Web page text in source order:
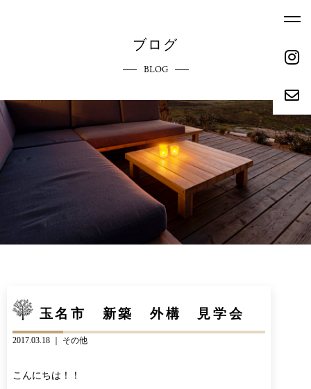
ホーム
HOME
エクステリアへのこだわり
COMMITMENT
参考価格
REFERENCE PRICE
施工実績
お問い合わせ
CONTACT
ブログ
BLOG
ブログ
BLOG
玉名市 新築 外構 見学会
2017.03.18 ｜ その他
こんにちは！！